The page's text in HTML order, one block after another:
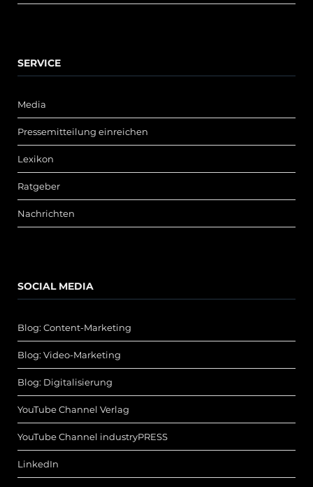
SERVICE
Media
Pressemitteilung einreichen
Lexikon
Ratgeber
Nachrichten
SOCIAL MEDIA
Blog: Content-Marketing
Blog: Video-Marketing
Blog: Digitalisierung
YouTube Channel Verlag
YouTube Channel industryPRESS
LinkedIn